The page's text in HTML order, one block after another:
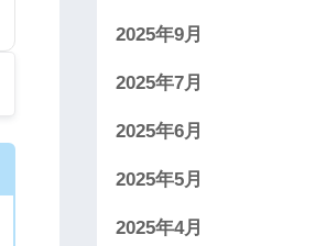
2025年9月
2025年7月
2025年6月
2025年5月
2025年4月